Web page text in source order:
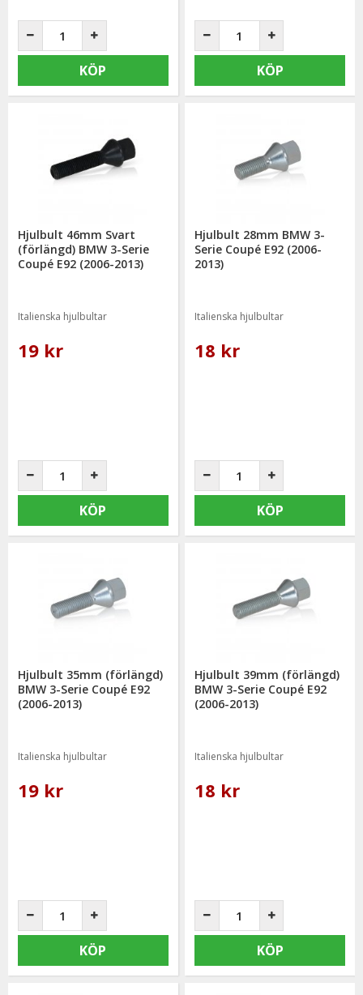
KÖP KÖP
Hjulbult 46mm Svart
(förlängd) BMW 3-Serie
Coupé E92 (2006-2013)
Italienska hjulbultar
19 kr
KÖP
Hjulbult 28mm BMW 3-
Serie Coupé E92 (2006-
2013)
Italienska hjulbultar
18 kr
KÖP
Hjulbult 35mm (förlängd)
BMW 3-Serie Coupé E92
(2006-2013)
Italienska hjulbultar
19 kr
KÖP
Hjulbult 39mm (förlängd)
BMW 3-Serie Coupé E92
(2006-2013)
Italienska hjulbultar
18 kr
KÖP